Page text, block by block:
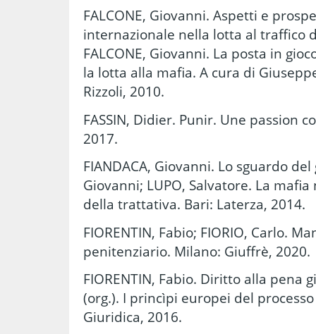
FALCONE, Giovanni. Aspetti e
internazionale nella lotta al traffico
FALCONE, Giovanni. La posta in
la lotta alla mafia. A cura di
Rizzoli, 2010.
FASSIN, Didier. Punir. Une passion
2017.
FIANDACA, Giovanni. Lo sguardo
Giovanni; LUPO, Salvatore. La
della trattativa. Bari: Laterza, 2014.
FIORENTIN, Fabio; FIORIO, Carlo.
penitenziario. Milano: Giuffrè, 2020.
FIORENTIN, Fabio. Diritto alla pena
(org.). I princìpi europei del
Giuridica, 2016.